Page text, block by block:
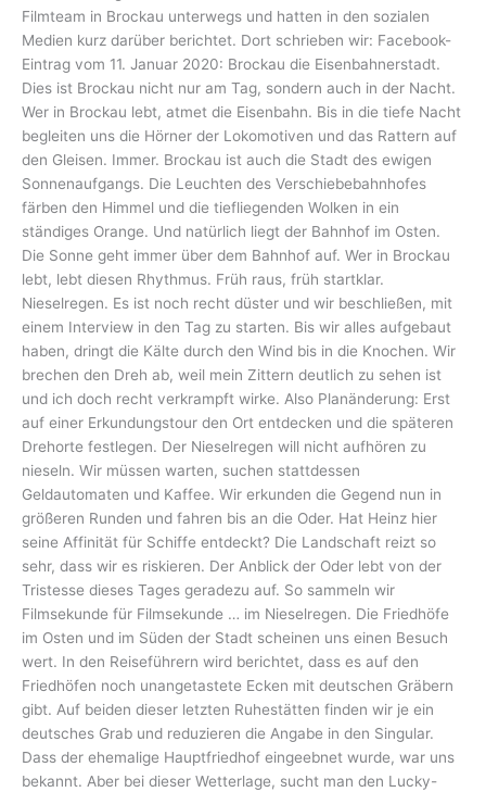
Filmteam in Brockau unterwegs und hatten in den sozialen
Medien kurz darüber berichtet. Dort schrieben wir: Facebook-
Eintrag vom 11. Januar 2020: Brockau die Eisenbahnerstadt.
Dies ist Brockau nicht nur am Tag, sondern auch in der Nacht.
Wer in Brockau lebt, atmet die Eisenbahn. Bis in die tiefe Nacht
begleiten uns die Hörner der Lokomotiven und das Rattern auf
den Gleisen. Immer. Brockau ist auch die Stadt des ewigen
Sonnenaufgangs. Die Leuchten des Verschiebebahnhofes
färben den Himmel und die tiefliegenden Wolken in ein
ständiges Orange. Und natürlich liegt der Bahnhof im Osten.
Die Sonne geht immer über dem Bahnhof auf. Wer in Brockau
lebt, lebt diesen Rhythmus. Früh raus, früh startklar.
Nieselregen. Es ist noch recht düster und wir beschließen, mit
einem Interview in den Tag zu starten. Bis wir alles aufgebaut
haben, dringt die Kälte durch den Wind bis in die Knochen. Wir
brechen den Dreh ab, weil mein Zittern deutlich zu sehen ist
und ich doch recht verkrampft wirke. Also Planänderung: Erst
auf einer Erkundungstour den Ort entdecken und die späteren
Drehorte festlegen. Der Nieselregen will nicht aufhören zu
nieseln. Wir müssen warten, suchen stattdessen
Geldautomaten und Kaffee. Wir erkunden die Gegend nun in
größeren Runden und fahren bis an die Oder. Hat Heinz hier
seine Affinität für Schiffe entdeckt? Die Landschaft reizt so
sehr, dass wir es riskieren. Der Anblick der Oder lebt von der
Tristesse dieses Tages geradezu auf. So sammeln wir
Filmsekunde für Filmsekunde … im Nieselregen. Die Friedhöfe
im Osten und im Süden der Stadt scheinen uns einen Besuch
wert. In den Reiseführern wird berichtet, dass es auf den
Friedhöfen noch unangetastete Ecken mit deutschen Gräbern
gibt. Auf beiden dieser letzten Ruhestätten finden wir je ein
deutsches Grab und reduzieren die Angabe in den Singular.
Dass der ehemalige Hauptfriedhof eingeebnet wurde, war uns
bekannt. Aber bei dieser Wetterlage, sucht man den Lucky-